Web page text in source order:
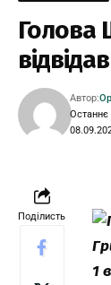
Голова
Останнє
Автор:
Поділисть
1